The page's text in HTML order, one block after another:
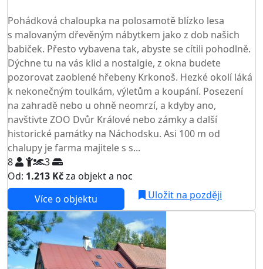
Pohádková chaloupka na polosamotě blízko lesa
s malovaným dřevěným nábytkem jako z dob našich
babiček. Přesto vybavena tak, abyste se cítili pohodlně.
Dýchne tu na vás klid a nostalgie, z okna budete
pozorovat zaoblené hřebeny Krkonoš. Hezké okolí láká
k nekonečným toulkám, výletům a koupání. Posezení
na zahradě nebo u ohně neomrzí, a kdyby ano,
navštivte ZOO Dvůr Králové nebo zámky a další
historické památky na Náchodsku. Asi 100 m od
chalupy je farma majitele s s...
8
3
Od: 1.213 Kčza objekt a noc
Více o objektu
Uložit na později